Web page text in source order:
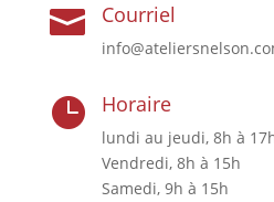
 Courriel
 Horaire
lundi au jeudi, 8h à
Vendredi, 8h à 15h
Samedi, 9h à 15h